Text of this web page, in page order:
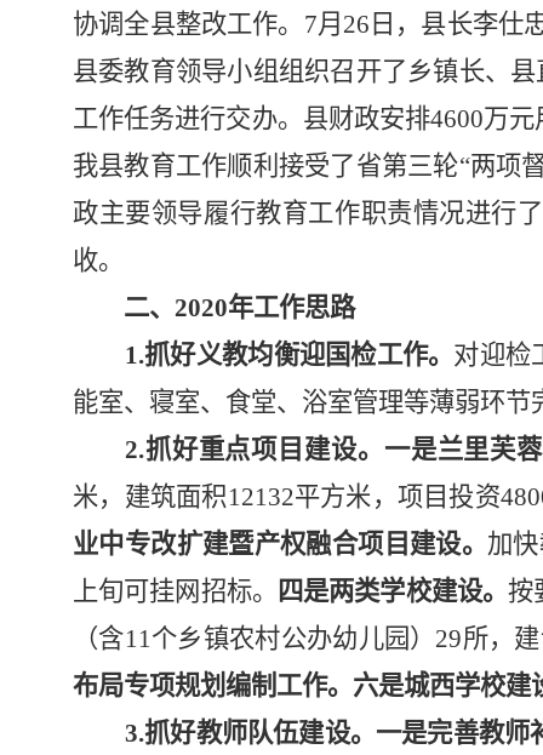
协调全县整改工作。7月26日，县长李仕
县委教育领导小组组织召开了乡镇长、
工作任务进行交办。县财政安排4600万
我县教育工作顺利接受了省第三轮“两项
政主要领导履行教育工作职责情况进行
收。
二、 2020年工作思路
1.抓好义教均衡迎国检工作。 对迎检
能室、寝室、食堂、浴室管理等薄弱环
2.抓好重点项目建设。 一是兰里芙
米，建筑面积12132平方米，项目投资
业中专改扩建暨产权融合项目 建设。 加
上旬可挂网招标。
四是两类学校建设。按
（含11个乡镇农村公办幼儿园） 29所，
布局专项规划编制工作。六是城西学校建
3.抓好教师队伍建设。 一是完善教师